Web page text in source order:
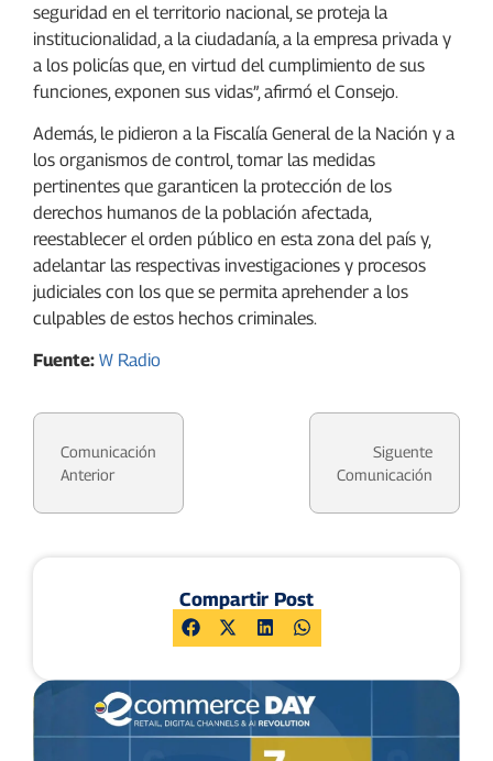
seguridad en el territorio nacional, se proteja la
institucionalidad, a la ciudadanía, a la empresa privada y
a los policías que, en virtud del cumplimiento de sus
funciones, exponen sus vidas”, afirmó el Consejo.
Además, le pidieron a la Fiscalía General de la Nación y a
los organismos de control, tomar las medidas
pertinentes que garanticen la protección de los
derechos humanos de la población afectada,
reestablecer el orden público en esta zona del país y,
adelantar las respectivas investigaciones y procesos
judiciales con los que se permita aprehender a los
culpables de estos hechos criminales.
Fuente: W Radio
Comunicación
Anterior
Siguente
Comunicación
Compartir Post